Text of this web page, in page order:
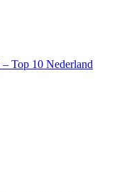
Top 10 Nederland